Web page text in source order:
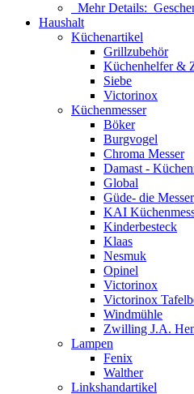
Mehr Details:
Haushalt
Küchenartikel
Grillzubehör
Küchenhelfer &
Siebe
Victorinox
Küchenmesser
Böker
Burgvogel
Chroma Messer
Damast -
Global
Güde- die Messer
KAI
Kinderbesteck
Klaas
Nesmuk
Opinel
Victorinox
Victorinox
Windmühle
Zwilling J.A.
Lampen
Fenix
Walther
Linkshandartikel